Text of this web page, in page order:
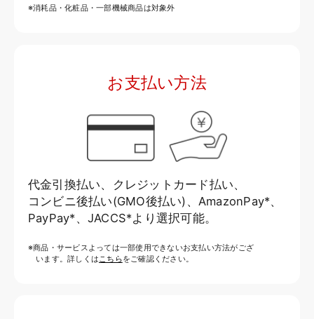
※消耗品・化粧品・一部機械商品は対象外
お支払い方法
代金引換払い、クレジットカード払い、
コンビニ後払い(GMO後払い)、AmazonPay*、
PayPay*、JACCS*より選択可能。
※商品・サービスよっては一部使用できないお支払い方法がござ
います。詳しくは こちらをご確認ください。